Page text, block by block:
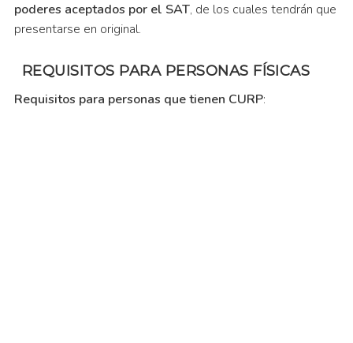
poderes aceptados por el SAT, de los cuales tendrán que
presentarse en original.
REQUISITOS PARA PERSONAS FÍSICAS
Requisitos para personas que tienen CURP: